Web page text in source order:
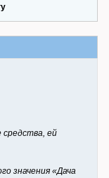
ей
значения «Дача